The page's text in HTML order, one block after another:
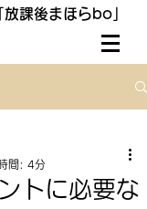
課後まほらbo」
トに必要な
間: 4分